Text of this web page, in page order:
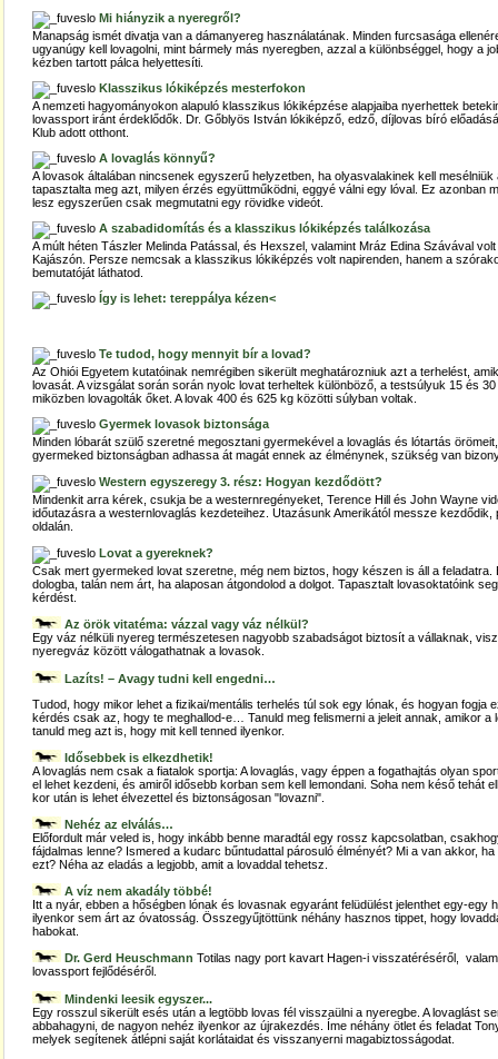
Mi hiányzik a nyeregről?
Manapság ismét divatja van a dámanyereg használatának. Minden furcsasága
ugyanúgy kell lovagolni, mint bármely más nyeregben, azzal a különbséggel, hogy a
kézben tartott pálca helyettesíti.
Klasszikus lókiképzés mesterfokon
A nemzeti hagyományokon alapuló klasszikus lókiképzése alapjaiba nyerhettek
lovassport iránt érdeklődők. Dr. Gőblyös István lókiképző, edző, díjlovas bíró
Klub adott otthont.
A lovaglás könnyű?
A lovasok általában nincsenek egyszerű helyzetben, ha olyasvalakinek kell
tapasztalta meg azt, milyen érzés együttműködni, eggyé válni egy lóval. Ez azonban
lesz egyszerűen csak megmutatni egy rövidke videót.
A szabadidomítás és a klasszikus lókiképzés találkozása
A múlt héten Tászler Melinda Patással, és Hexszel, valamint Mráz Edina Szávával
Kajászón. Persze nemcsak a klasszikus lókiképzés volt napirenden, hanem a
bemutatóját láthatod.
Így is lehet: tereppálya kézen<
Te tudod, hogy mennyit bír a lovad?
Az Ohiói Egyetem kutatóinak nemrégiben sikerült meghatározniuk azt a terhelést,
lovasát. A vizsgálat során során nyolc lovat terheltek különböző, a testsúlyuk 15 és
miközben lovagolták őket. A lovak 400 és 625 kg közötti súlyban voltak.
Gyermek lovasok biztonsága
Minden lóbarát szülő szeretné megosztani gyermekével a lovaglás és lótartás
gyermeked biztonságban adhassa át magát ennek az élménynek, szükség van
Western egyszeregy 3. rész: Hogyan kezdődött?
Mindenkit arra kérek, csukja be a westernregényeket, Terence Hill és John Wayne
időutazásra a westernlovaglás kezdeteihez. Utazásunk Amerikától messze
oldalán.
Lovat a gyereknek?
Csak mert gyermeked lovat szeretne, még nem biztos, hogy készen is áll a feladatra.
dologba, talán nem árt, ha alaposan átgondolod a dolgot. Tapasztalt lovasoktatóink
kérdést.
Az örök vitatéma: vázzal vagy váz nélkül?
Egy váz nélküli nyereg természetesen nagyobb szabadságot biztosít a vállaknak,
nyeregváz között válogathatnak a lovasok.
Lazíts! – Avagy tudni kell engedni…
Tudod, hogy mikor lehet a fizikai/mentális terhelés túl sok egy lónak, és hogyan fogja
kérdés csak az, hogy te meghallod-e… Tanuld meg felismerni a jeleit annak, amikor a
tanuld meg azt is, hogy mit kell tenned ilyenkor.
Idősebbek is elkezdhetik!
A lovaglás nem csak a fiatalok sportja: A lovaglás, vagy éppen a fogathajtás olyan
el lehet kezdeni, és amiről idősebb korban sem kell lemondani. Soha nem késő tehát
kor után is lehet élvezettel és biztonságosan "lovazni".
Nehéz az elválás…
Előfordult már veled is, hogy inkább benne maradtál egy rossz kapcsolatban,
fájdalmas lenne? Ismered a kudarc bűntudattal párosuló élményét? Mi a van akkor,
ezt? Néha az eladás a legjobb, amit a lovaddal tehetsz.
A víz nem akadály többé!
Itt a nyár, ebben a hőségben lónak és lovasnak egyaránt felüdülést jelenthet egy-egy
ilyenkor sem árt az óvatosság. Összegyűjtöttünk néhány hasznos tippet, hogy
habokat.
Dr. Gerd Heuschmann Totilas nagy port kavart Hagen-i visszatéréséről,
lovassport fejlődéséről.
Mindenki leesik egyszer...
Egy rosszul sikerült esés után a legtöbb lovas fél visszaülni a nyeregbe. A lovaglást
abbahagyni, de nagyon nehéz ilyenkor az újrakezdés. Íme néhány ötlet és feladat
melyek segítenek átlépni saját korlátaidat és visszanyerni magabiztosságodat.